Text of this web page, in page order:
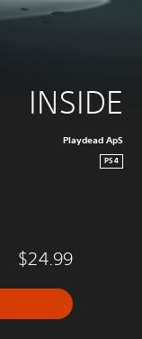
INSIDE
Playdead ApS
PS4
$24.99